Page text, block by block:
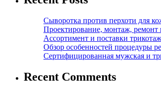
Сыворотка против перхоти для
Проектирование, монтаж,
Ассортимент и поставки
Обзор особенностей процедуры
Сертифицированная мужская и
Recent Comments